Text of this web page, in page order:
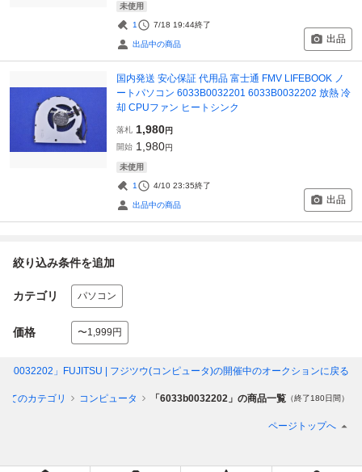
未使用
1 7/18 19:44終了
出品中の商品 出品
国内発送 安心保証 代用品 富士通 FMV LIFEBOOK ノ
ートパソコン 6033B0032201 6033B0032202 放熱 冷
却 CPUファン ヒートシンク
落札 1,980円
開始 1,980円
未使用
1 4/10 23:35終了
出品中の商品 出品
絞り込み条件を追加
カテゴリ パソコン
価格 〜1,999円
」FUJITSU | フジツウ(コンピュータ)の開催中のオークションに戻る
てのカテゴリ コンピュータ 「6033b0032202」の商品一覧 （終了180日間）
ページトップへ